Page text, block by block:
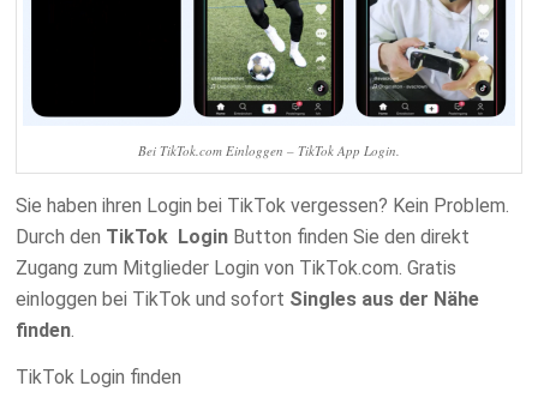
Bei TikTok.com Einloggen – TikTok App Login.
Sie haben ihren Login bei TikTok vergessen? Kein Problem.
Durch den TikTok Login Button finden Sie den direkt
Zugang zum Mitglieder Login von TikTok.com. Gratis
einloggen bei TikTok und sofort Singles aus der Nähe
finden
TikTok Login finden